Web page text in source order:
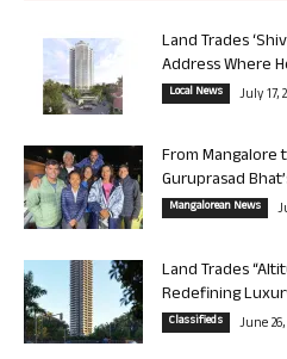
Land Trades
Address Where
Local News July 17,
From Mangalore
Guruprasad
Mangalorean News
Land Trades
Redefining
Classifieds June